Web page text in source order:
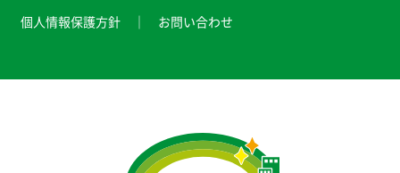
個人情報保護方針
お問い合わせ